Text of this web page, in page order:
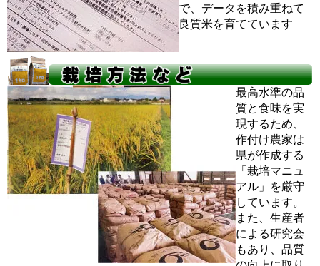
で、データを積み重ねて
良質米を育てています
最高水準の品
質と食味を実
現するため、
作付け農家は
県が作成する
「栽培マニュ
アル」を厳守
しています。
また、生産者
による研究会
もあり、品質